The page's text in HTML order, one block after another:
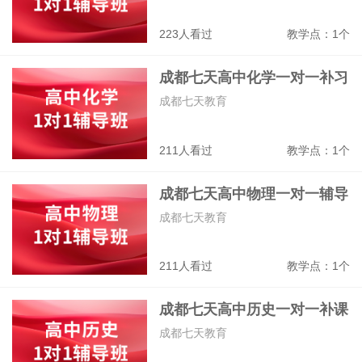
223人看过 教学点：1个
成都七天高中化学一对一补习
班
211人看过 教学点：1个
成都七天教育
成都七天高中物理一对一辅导
班
211人看过 教学点：1个
成都七天教育
成都七天高中历史一对一补课
班
成都七天教育